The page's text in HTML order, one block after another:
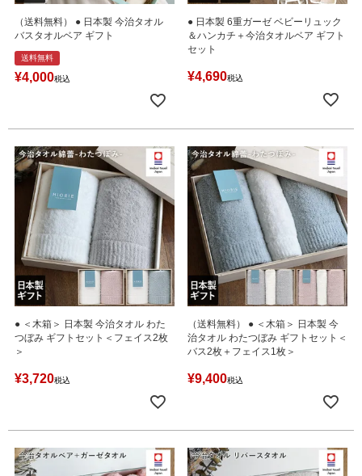
（送料無料） ● 日本製 今治タオル
バスタオルベア ギフト
送料無料
¥4,000税込
● 日本製 6重ガーゼ ベビーリュック
＆ハンカチ＋今治タオルベア ギフト
セット
¥4,690税込
● ＜木箱＞ 日本製 今治タオル わた
つぼみ ギフトセット＜フェイス2枚
＞
¥3,720税込
（送料無料） ● ＜木箱＞ 日本製 今
治タオル わたつぼみ ギフトセット＜
バス2枚＋フェイス1枚＞
¥9,400税込